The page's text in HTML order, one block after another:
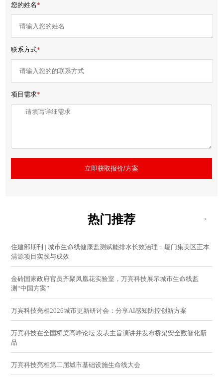
您的姓名*
联系方式*
项目需求*
立即获取报价/方案
热门推荐 >
住建部期刊 | 城市生命线健康监测赋能排水长效治理：厦门集美区正本
清源项目实践与成效
金砖国家政府官员齐聚凤凰花实验室，万宾科技展示城市生命线监
测“中国方案”
万宾科技亮相2026城市更新研讨会：分享AI感知防控创新方案
万宾科技在全国桥梁高峰论坛 发表主旨演讲并发布桥梁安全数智化新
品
万宾科技亮相第二届城市基础设施生命线大会